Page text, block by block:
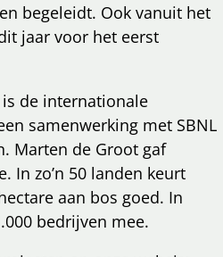
begeleidt. Ook vanuit het
jaar voor het eerst
de internationale
samenwerking met SBNL
Marten de Groot gaf
In zo’n 50 landen keurt
aan bos goed. In
bedrijven mee.